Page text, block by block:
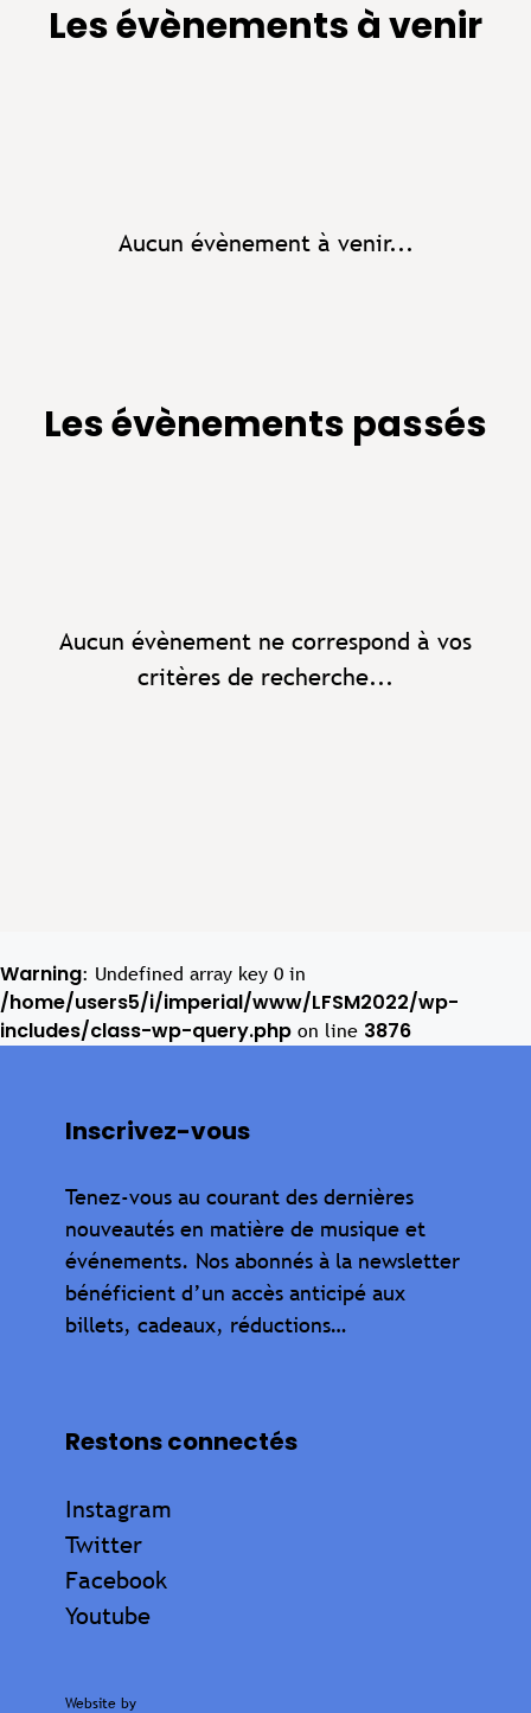
Les évènements à venir
Aucun évènement à venir...
Les évènements passés
Aucun évènement ne correspond à vos
critères de recherche...
Warning: Undefined array key 0 in
/home/users5/i/imperial/www/LFSM2022/wp-
includes/class-wp-query.php on line 3876
Inscrivez-vous
Tenez-vous au courant des dernières
nouveautés en matière de musique et
événements. Nos abonnés à la newsletter
bénéficient d’un accès anticipé aux
billets, cadeaux, réductions…
Restons connectés
Instagram
Twitter
Facebook
Youtube
Website by